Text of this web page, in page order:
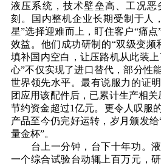
液压系统，技术壁垒高、工况
刻。国内整机企业长期受制于人
星”选择迎难而上，盯住客户“痛
效益。他们成功研制的“双级变频
填补国内空白，让压路机从此装上
心”不仅实现了进口替代，部分性
世界领先水平。最有说服力的证
团应用该配件后，已累计生产相
节约资金超过1亿元。更令人叹服
产品至今仍完好运转，岁月颁发
量金杯”。
台上一分钟，台下十年功。液
一个综合试验台动辄上百万元，